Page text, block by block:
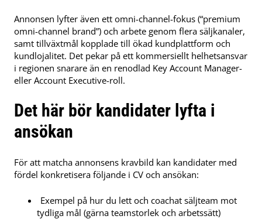
Annonsen lyfter även ett omni-channel-fokus (“premium
omni-channel brand”) och arbete genom flera säljkanaler,
samt tillväxtmål kopplade till ökad kundplattform och
kundlojalitet. Det pekar på ett kommersiellt helhetsansvar
i regionen snarare än en renodlad Key Account Manager-
eller Account Executive-roll.
Det här bör kandidater lyfta i
ansökan
För att matcha annonsens kravbild kan kandidater med
fördel konkretisera följande i CV och ansökan:
Exempel på hur du lett och coachat säljteam mot
tydliga mål (gärna teamstorlek och arbetssätt)